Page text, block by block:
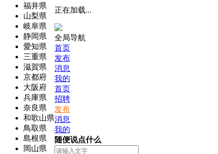
福井県
山梨県
岐阜県
静岡県
愛知県
三重県
滋賀県
京都府
大阪府
兵庫県
奈良県
和歌山県
鳥取県
島根県
岡山県
正在加载...
全局导航
首页
发布
消息
我的
首页
招聘
发布
消息
我的
随便说点什么